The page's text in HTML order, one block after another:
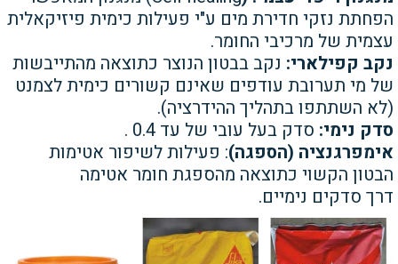
הפחתת נזקי חדירת מים ע"י פעילות כימית פיזיקאלית
עצמית של מרכיבי החומר.
נקב קפילארי: נקב בבטון הנוצר כתוצאה מהתייבשות
של מי תערובת עודפים שאינם קשורים כימית לצמנט
(לא השתתפו בתהליך ההידרציה).
סדק נימי: סדק בעל עובי של עד 0.4 .
אימפרגנציה (הספגה): פעילותלשיפור אטימות
הבטון הקשוי כתוצאה מהספגת חומר אטימה
דרך סדקים נימיים.